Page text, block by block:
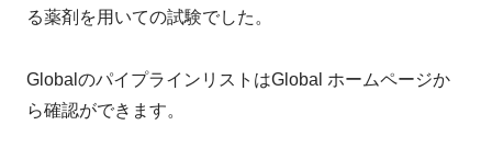
る薬剤を用いての試験でした。
GlobalのパイプラインリストはGlobal ホームページか
ら確認ができます。